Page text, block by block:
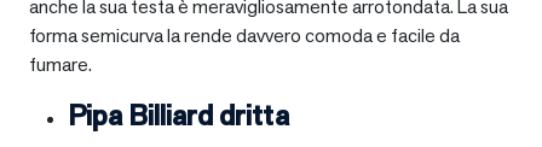
anche la sua testa è meravigliosamente arrotondata. La sua
forma semicurva la rende davvero comoda e facile da
fumare.
Pipa Billiard dritta